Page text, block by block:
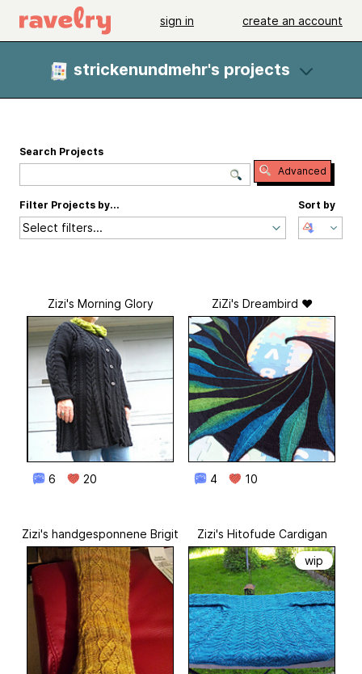
sign in create an account
strickenundmehr's projects
Search Projects
Sort by
Filter Projects by...
Select filters...
Advanced
Zizi's Morning Glory
6 20
ZiZi's Dreambird ♥
4 10
Zizi's handgesponnene Brigit
Zizi's Hitofude Cardigan
wip